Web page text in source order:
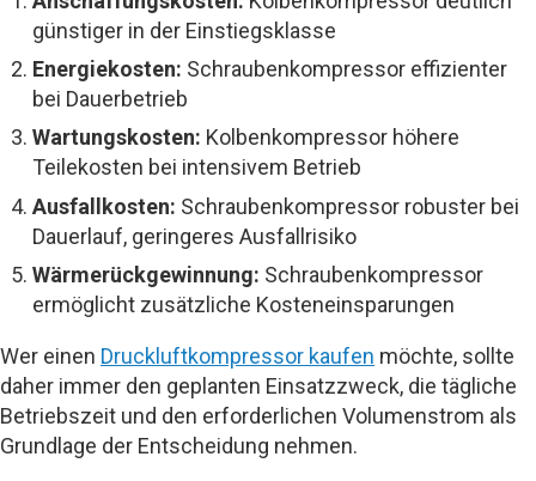
günstiger in der Einstiegsklasse
Energiekosten: Schraubenkompressor effizienter
bei Dauerbetrieb
Wartungskosten: Kolbenkompressor höhere
Teilekosten bei intensivem Betrieb
Ausfallkosten: Schraubenkompressor robuster bei
Dauerlauf, geringeres Ausfallrisiko
Wärmerückgewinnung: Schraubenkompressor
ermöglicht zusätzliche Kosteneinsparungen
Wer einen Druckluftkompressor kaufen möchte, sollte
daher immer den geplanten Einsatzzweck, die tägliche
Betriebszeit und den erforderlichen Volumenstrom als
Grundlage der Entscheidung nehmen.